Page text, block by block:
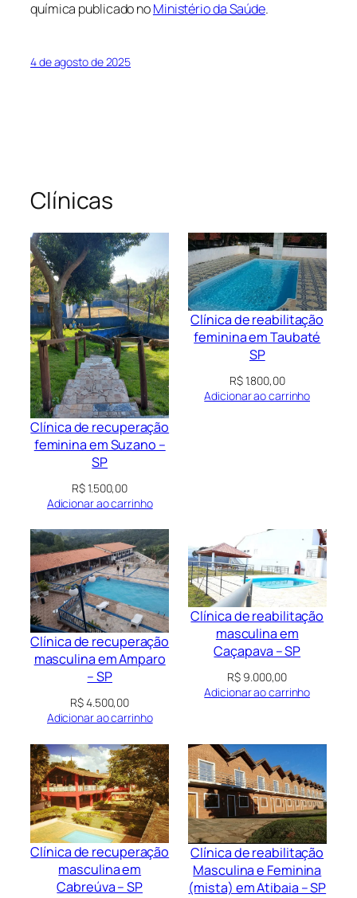
química publicado noMinistério da Saúde.
4 de agosto de 2025
Clínicas
Clínica de recuperação
feminina em Suzano –
SP
R$1.500,00
Adicionar ao carrinho
Clínica de reabilitação
feminina em Taubaté
SP
R$1.800,00
Adicionar ao carrinho
Clínica de recuperação
masculina em Amparo
– SP
R$4.500,00
Adicionar ao carrinho
Clínica de reabilitação
masculina em
Caçapava – SP
R$ 9.000,00
Adicionar ao carrinho
Clínica de recuperação
masculina em
Cabreúva – SP
Clínica de reabilitação
Masculina e Feminina
(mista) em Atibaia – SP